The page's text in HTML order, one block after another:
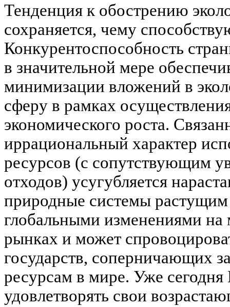
Тенденция к обострению
сохраняется, чему
Конкурентоспособность
в значительной мере
минимизации вложений в
сферу в рамках
экономического роста.
иррациональный характер
ресурсов (с сопутствующим
отходов) усугубляется
природные системы растущим
глобальными изменениями
рынках и может
государств, соперничающих
ресурсам в мире. Уже
удовлетворять свои